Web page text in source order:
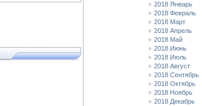
2018 Январь
2018 Февраль
2018 Март
2018 Апрель
2018 Май
2018 Июнь
2018 Июль
2018 Август
2018 Сентябрь
2018 Октябрь
2018 Ноябрь
2018 Декабрь